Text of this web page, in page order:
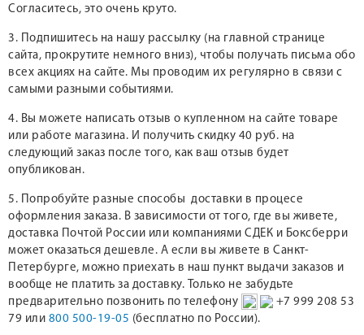
Согласитесь, это очень круто.
3. Подпишитесь на нашу рассылку (на главной странице
сайта, прокрутите немного вниз), чтобы получать письма обо
всех акциях на сайте. Мы проводим их регулярно в связи с
самыми разными событиями.
4. Вы можете написать отзыв о купленном на сайте товаре
или работе магазина. И получить скидку 40 руб. на
следующий заказ после того, как ваш отзыв будет
опубликован.
5. Попробуйте разные способы доставки в процесе
оформления заказа. В зависимости от того, где вы живете,
доставка Почтой России или компаниями СДЕК и Боксберри
может оказаться дешевле. А если вы живете в Санкт-
Петербурге, можно приехать в наш пункт выдачи заказов и
вообще не платить за доставку. Только не забудьте
предварительно позвонить по телефону
+7 999 208 53
79 или 800 500-19-05 (бесплатно по России).